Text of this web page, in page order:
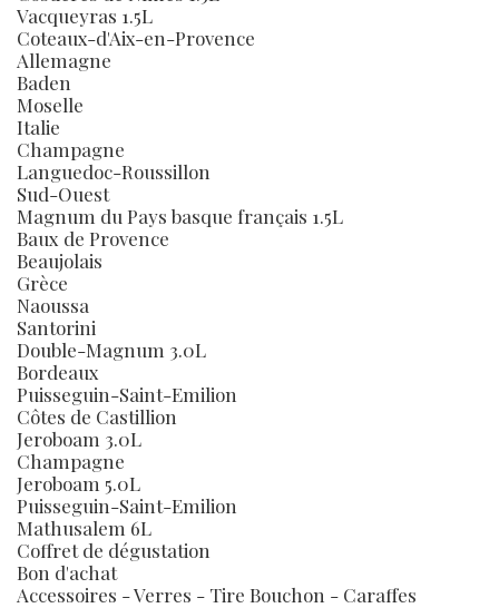
Vacqueyras 1.5L
Coteaux-d'Aix-en-Provence
Allemagne
Baden
Moselle
Italie
Champagne
Languedoc-Roussillon
Sud-Ouest
Magnum du Pays basque français 1.5L
Baux de Provence
Beaujolais
Grèce
Naoussa
Santorini
Double-Magnum 3.0L
Bordeaux
Puisseguin-Saint-Emilion
Côtes de Castillion
Jeroboam 3.0L
Champagne
Jeroboam 5.0L
Puisseguin-Saint-Emilion
Mathusalem 6L
Coffret de dégustation
Bon d'achat
Accessoires - Verres - Tire Bouchon - Caraffes